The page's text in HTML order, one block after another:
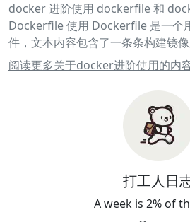
docker 进阶使用 dockerfile 和
Dockerfile 使用 Dockerfile 是一个
件，文本内容包含了一条条构建镜
子： 1 FROM nginx 2 RUN echo '这
nginx镜像' > /usr/share/nginx/
Dockerfile 文件并在本地路径执行
nginx:v1-test . 2 docker run -
nginx-test -d -p 8080:80 nginx:v1-
认更新内容 curl 127.0.0.1:8080 输
录中复制文件或者目录到容器里指定
[--chown=<user>:<group>] ["<源
阅读更多关于docker进阶使用的内容
打工人日
A week is 2% of